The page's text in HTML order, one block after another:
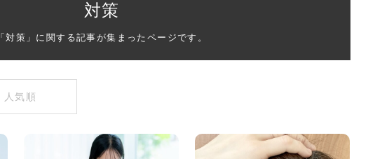
トリートメントの付け方で
仕上がりが変わる｜効かな
トリートメントの付け方で仕上がりは
新生活シーズン、朝の身支度を少しで
髪のくすみが気になる人
へ！2026春トレンドの明る
2026春のトレンドカラーは明るめのく
職場で浮かない落ち着いたトーンにし
2026年のショートウルフ最
新トレンドとは？ナチュラ
2026年のショートウルフは、ナチュラ
2026年はレイヤーカットを使った髪型
美容室に行くのが恥ずかし
い？髪質の変化に気づいた
しばらく美容室に行けていないし、そ
美容室を倒産する数が増えているとい
ヘッドスパの落とし穴！知
らないと損する真実
血行を促進し、リラックス効果や美髪
毎日のちょっとした習慣で小顔は作れ
髪を育てるには？毎日の洗
い方と生活習慣を見直す基
髪をきれいに育てるには高価なアイテ
目元の印象を左右するのは目そのもの
発酵エキスシャンプーって
何がいいの？無印良品など
スキンケアで人気の発酵成分が、シャ
ヘアアイロンを使うのが苦手、火傷が
ミニマリストのメイク術｜
少ないアイテムで「自分ら
「たくさんのコスメを持っているの
メイクをしている時間も、スキンケア
針で小顔を目指す！美容鍼
の効果と後悔しない選び方
フェイスラインをすっきりさせたいと
サロンのメニューを見ていると、「リ
化粧ノリが変わる「顔脱
毛」。4つのメリットと、始
顔の産毛をカミソリで剃って、毛抜き
「ムダ毛が気になる」とお子さんが悩
2026年運気アップネイルガ
イドを公開！幸運を呼ぶ色
最近、なんとなく運気が停滞している
SNSや雑誌で見かけた素敵なネイルデ
と種類の見分け方＆自宅で
良い？その違いは？PDRN
果。オールハンドエステの
しませんか？失敗する人の
対策
「対策」に関する記事が集まったページです。
人気順